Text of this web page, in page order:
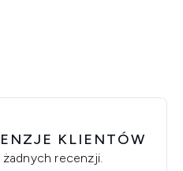
KLIENTÓW
recenzji.